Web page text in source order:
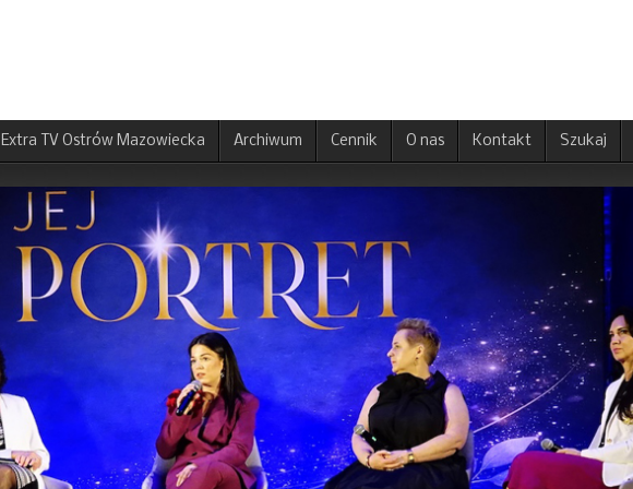
Extra TV Ostrów Mazowiecka Archiwum Cennik O nas Kontakt Szukaj